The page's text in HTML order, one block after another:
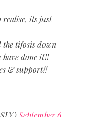
realise, its just
the tifosis down
have done it!!
& support!!